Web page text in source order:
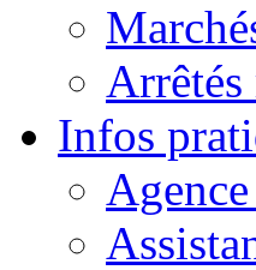
Infos